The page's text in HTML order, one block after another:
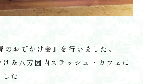
おでかけ会』を行いました。
＆八芳園内スラッシュ・カフェに
た